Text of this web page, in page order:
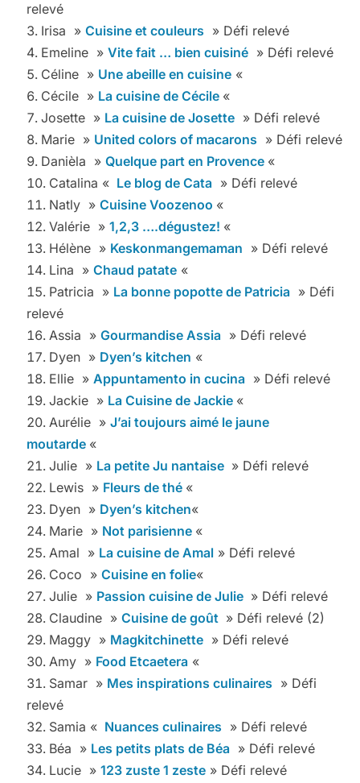
relevé
Irisa » Cuisine et couleurs » Défi relevé
Emeline » Vite fait … bien cuisiné» Défi relevé
Céline » Une abeille en cuisine«
Cécile » La cuisine de Cécile «
Josette » La cuisine de Josette» Défi relevé
Marie » United colors of macarons » Défi relevé
Danièla » Quelque part en Provence «
Catalina « Le blog de Cata» Défi relevé
Natly » Cuisine Voozenoo «
Valérie » 1,2,3 ….dégustez! «
Hélène » Keskonmangemaman » Défi relevé
Lina » Chaud patate«
Patricia » La bonne popotte de Patricia» Défi
relevé
Assia » Gourmandise Assia» Défi relevé
Dyen » Dyen’s kitchen «
Ellie » Appuntamento in cucina» Défi relevé
Jackie » La Cuisine de Jackie «
Aurélie » J’ai toujours aimé le jaune
moutarde «
Julie » La petite Ju nantaise » Défi relevé
Lewis » Fleurs de thé «
Dyen » Dyen’s kitchen«
Marie » Not parisienne «
Amal » La cuisine de Amal» Défi relevé
Coco » Cuisine en folie«
Julie » Passion cuisine de Julie » Défi relevé
Claudine » Cuisine de goût » Défi relevé (2)
Maggy » Magkitchinette» Défi relevé
Amy » Food Etcaetera«
Samar » Mes inspirations culinaires » Défi
relevé
Samia « Nuances culinaires » Défi relevé
Béa » Les petits plats de Béa» Défi relevé
Lucie » 123 zuste 1 zeste» Défi relevé